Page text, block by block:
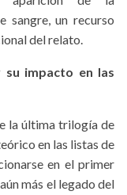
sangre, un recurso
del relato.
su impacto en las
la última trilogía de
en las listas de
en el primer
más el legado del